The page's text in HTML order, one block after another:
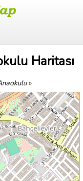
Haritası
»